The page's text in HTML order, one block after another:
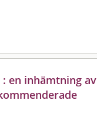
en inhämtning av